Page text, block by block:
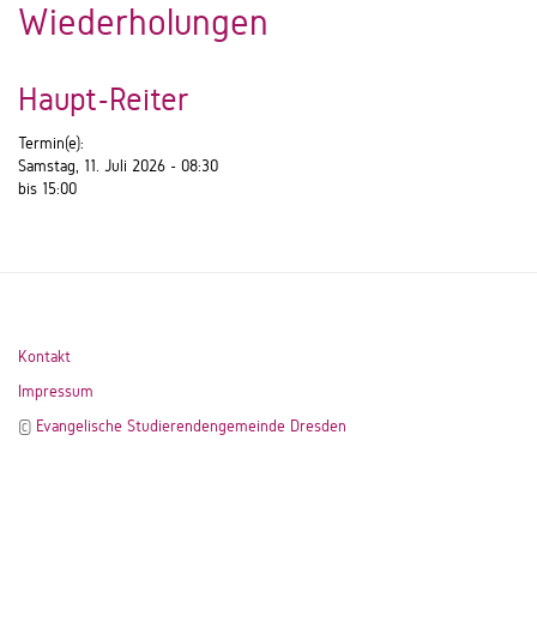
Wiederholungen
Haupt-Reiter
Termin(e):
Samstag, 11. Juli 2026 - 08:30
bis 15:00
Kontakt
Impressum
© Evangelische Studierendengemeinde Dresden